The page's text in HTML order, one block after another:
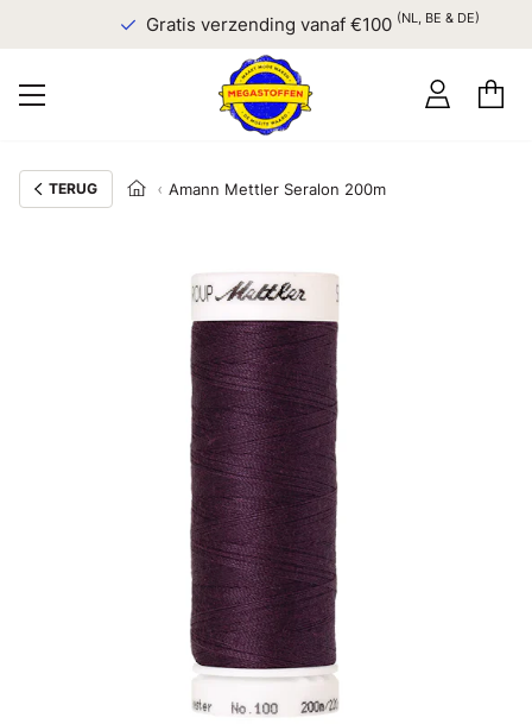
Gratis verzending vanaf €100(NL, BE & DE)
TERUG Amann Mettler Seralon 200m